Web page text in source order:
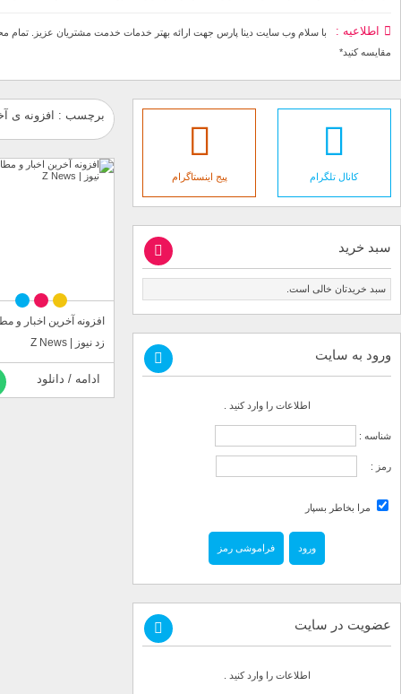
اطلاعیه
مقایسه کنید*
برچسب : افزونه ی
افزونه آخرین اخبار و
زد نیوز | Z News
ادامه / دانلود
کانال تلگرام پیج اینستاگرام
سبد خرید
سبد خریدتان خالی است.
ورود به سایت
اطلاعات را وارد کنید .
شناسه :
رمز :
مرا بخاطر بسپار
فراموشی رمز
عضویت در سایت
اطلاعات را وارد کنید .